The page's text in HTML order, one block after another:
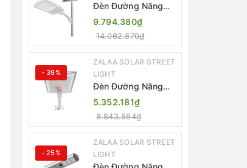
Đèn Đường Năng
Lượng Mặt Trời
Thông Minh Điều
Khiển MPPT ZL-
GMX01 ZALAA
9.794.380₫
14.062.870₫
- 39%
ZALAA SOLAR STREET
LIGHT
Đèn Đường Năng
Lượng Mặt Trời
Nhôm Đúc ZALAA
ZL-BWH Cao Cấp
IP65
5.352.181₫
8.843.884₫
- 25%
ZALAA SOLAR STREET
LIGHT